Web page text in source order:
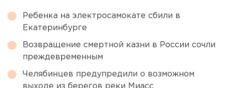
Ребенка на электросамокате сбили в
Екатеринбурге
Возвращение смертной казни в России сочли
преждевременным
Челябинцев предупредили о возможном
выходе из берегов реки Миасс